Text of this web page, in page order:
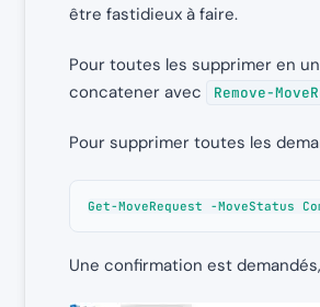
être fastidieux à faire.
Pour toutes les supprimer en
concatener avec
Remove-
Pour supprimer toutes les
Get-MoveRequest -MoveStatus
Une confirmation est